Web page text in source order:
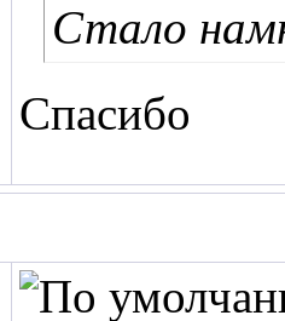
Стало
Спасибо